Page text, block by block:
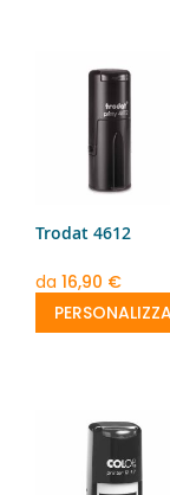
Trodat 4612
da 16,90 €